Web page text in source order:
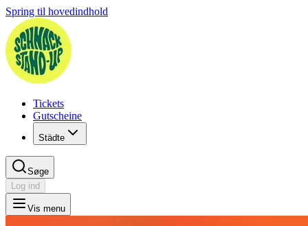
Spring til hovedindhold
Tickets
Gutscheine
Städte
Søge
Log ind
Vis menu